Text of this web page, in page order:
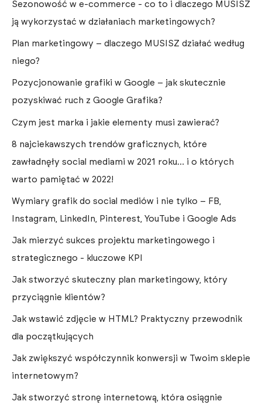
Sezonowość w e-commerce - co to i dlaczego MUSISZ
ją wykorzystać w działaniach marketingowych?
Plan marketingowy – dlaczego MUSISZ działać według
niego?
Pozycjonowanie grafiki w Google – jak skutecznie
pozyskiwać ruch z Google Grafika?
Czym jest marka i jakie elementy musi zawierać?
8 najciekawszych trendów graficznych, które
zawładnęły social mediami w 2021 roku… i o których
warto pamiętać w 2022!
Wymiary grafik do social mediów i nie tylko – FB,
Instagram, LinkedIn, Pinterest, YouTube i Google Ads
Jak mierzyć sukces projektu marketingowego i
strategicznego - kluczowe KPI
Jak stworzyć skuteczny plan marketingowy, który
przyciągnie klientów?
Jak wstawić zdjęcie w HTML? Praktyczny przewodnik
dla początkujących
Jak zwiększyć współczynnik konwersji w Twoim sklepie
internetowym?
Jak stworzyć stronę internetową, która osiągnie